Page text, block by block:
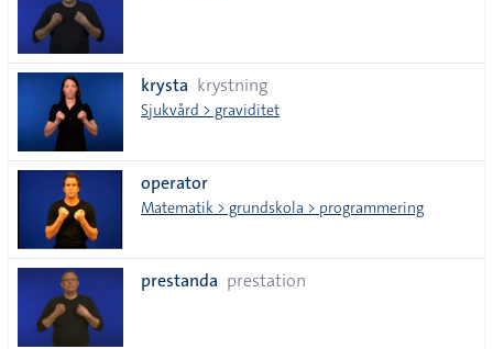
krysta krystning
Sjukvård > graviditet
operator
Matematik > grundskola > programmering
prestanda prestation